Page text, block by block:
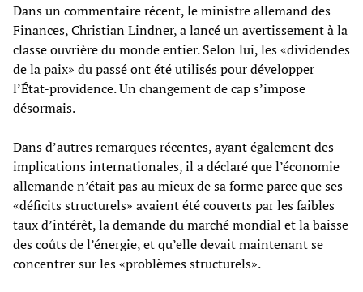
Dans un commentaire récent, le ministre allemand des
Finances, Christian Lindner, a lancé un avertissement à la
classe ouvrière du monde entier. Selon lui, les «dividendes
de la paix» du passé ont été utilisés pour développer
l’État-providence. Un changement de cap s’impose
désormais.
Dans d’autres remarques récentes, ayant également des
implications internationales, il a déclaré que l’économie
allemande n’était pas au mieux de sa forme parce que ses
«déficits structurels» avaient été couverts par les faibles
taux d’intérêt, la demande du marché mondial et la baisse
des coûts de l’énergie, et qu’elle devait maintenant se
concentrer sur les «problèmes structurels».